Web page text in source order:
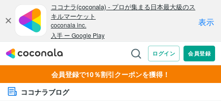
会員登録で10％割引クーポンを獲得！
ココナラブログ